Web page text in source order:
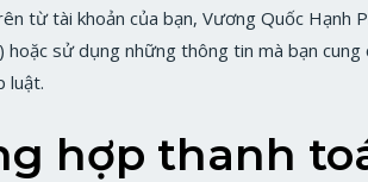
từ tài khoản của bạn, Vương Quốc Hạnh
sử dụng những thông tin mà bạn
luật.
hợp thanh